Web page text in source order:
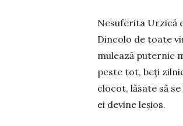
Nesuferita Urzică
Din­co­lo de toate
mulează pu­ter­nic
pes­te tot, beți
clocot, lăsate să
ei devine leșios.